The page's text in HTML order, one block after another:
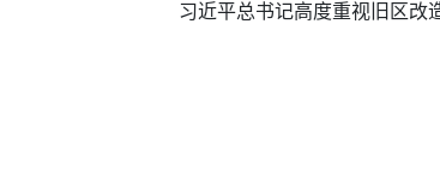
习近平总书记高度重视旧区改